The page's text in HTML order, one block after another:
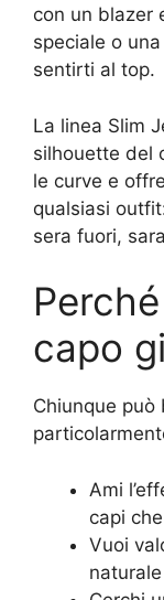
con un blazer
speciale o
sentirti al top.
La linea Slim
silhouette del
le curve e
qualsiasi
sera fuori,
capo
Chiunque può
Ami
capi
Vuoi